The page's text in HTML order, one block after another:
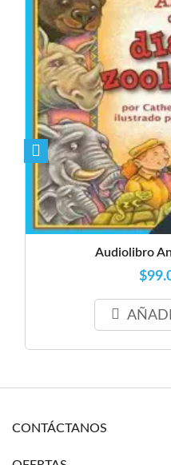
Audiolibro
CONTÁCTANOS